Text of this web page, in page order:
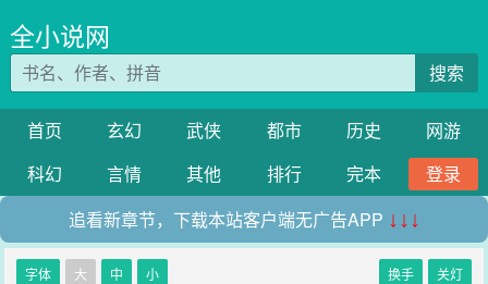
全小说网
搜索
首页 玄幻 武侠 都市 历史
网游
科幻
言情 其他 排行 完本
登录
追看新章节，下载本站客户端无广告APP ↓↓↓
字体 大 中 小 换手 关灯